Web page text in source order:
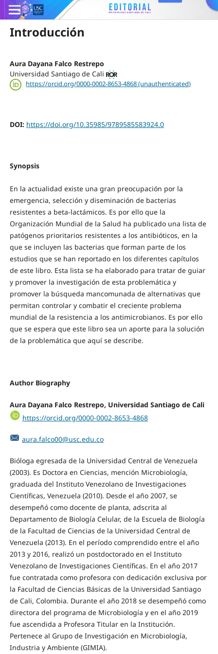
Introducción
Aura Dayana Falco Restrepo
Universidad Santiago de Cali
https://orcid.org/0000-0002-8653-4868 (unauthenticated)
DOI: https://doi.org/10.35985/9789585583924.0
Synopsis
En la actualidad existe una gran preocupación por la
emergencia, selección y diseminación de bacterias
resistentes a beta-lactámicos. Es por ello que la
Organización Mundial de la Salud ha publicado una lista de
patógenos prioritarios resistentes a los antibióticos, en la
que se incluyen las bacterias que forman parte de los
estudios que se han reportado en los diferentes capítulos
de este libro. Esta lista se ha elaborado para tratar de guiar
y promover la investigación de esta problemática y
promover la búsqueda mancomunada de alternativas que
permitan controlar y combatir el creciente problema
mundial de la resistencia a los antimicrobianos. Es por ello
que se espera que este libro sea un aporte para la solución
de la problemática que aquí se describe.
Author Biography
Aura Dayana Falco Restrepo, Universidad Santiago de Cali
https://orcid.org/0000-0002-8653-4868
aura.falco00@usc.edu.co
Bióloga egresada de la Universidad Central de Venezuela
(2003). Es Doctora en Ciencias, mención Microbiología,
graduada del Instituto Venezolano de Investigaciones
Científicas, Venezuela (2010). Desde el año 2007, se
desempeñó como docente de planta, adscrita al
Departamento de Biología Celular, de la Escuela de Biología
de la Facultad de Ciencias de la Universidad Central de
Venezuela (2013). En el período comprendido entre el año
2013 y 2016, realizó un postdoctorado en el Instituto
Venezolano de Investigaciones Científicas. En el año 2017
fue contratada como profesora con dedicación exclusiva por
la Facultad de Ciencias Básicas de la Universidad Santiago
de Cali, Colombia. Durante el año 2018 se desempeñó como
directora del programa de Microbiología y en el año 2019
fue ascendida a Profesora Titular en la Institución.
Pertenece al Grupo de Investigación en Microbiología,
Industria y Ambiente (GIMIA).